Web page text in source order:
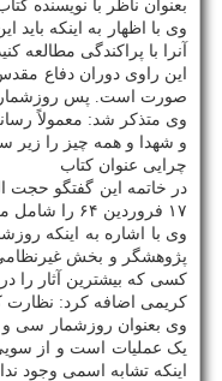
بعنوان ناظر با نویسنده
وی با اظهار به اینکه
آنرا با پراکندگی مطالعه
این راوی دوران دفاع
صورت است. پس
وی متذکر شد: معمولاً
و شهدا و همه چیز را زیر
چرایی عنوان کتاب
۱۷ فروردین ۶۴ را شامل می شود. مهم ترین رخدادی که در این دوره اتفاق افتاده است عملیات بدر است.
وی با اشاره به اینکه
پژوهشگر و بخش
کسی که بیشترین آثار را
کریمی اضافه کرد:
وی بعنوان روزشمار سی
یک عملیات است و از
اینکه تشابه اسمی وجود